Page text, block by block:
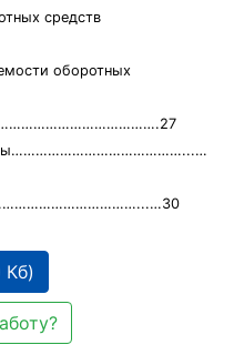
средств
оборотных
Кб)